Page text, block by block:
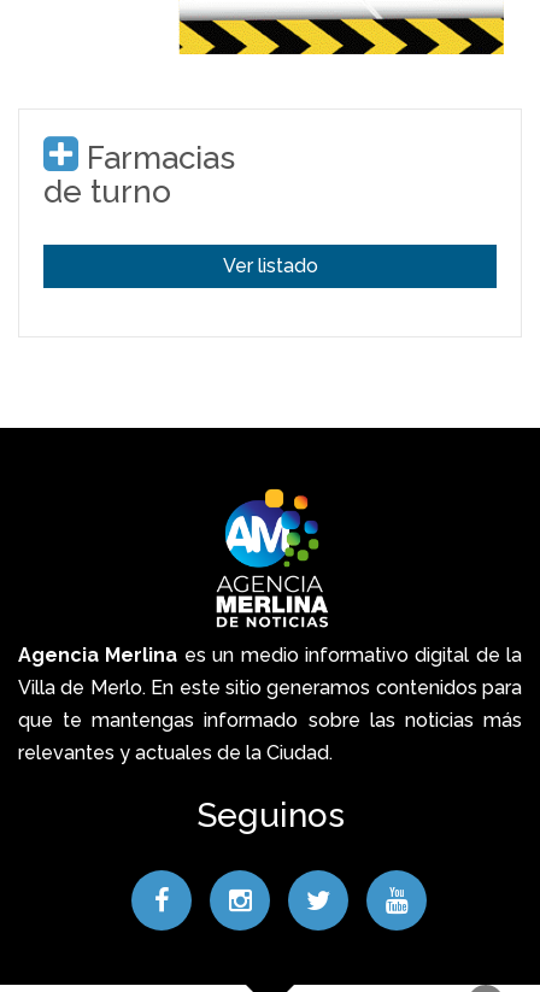
Farmacias
de turno
Ver listado
Agencia Merlina es un medio informativo digital de la
Villa de Merlo. En este sitio generamos contenidos para
que te mantengas informado sobre las noticias más
relevantes y actuales de la Ciudad.
Seguinos